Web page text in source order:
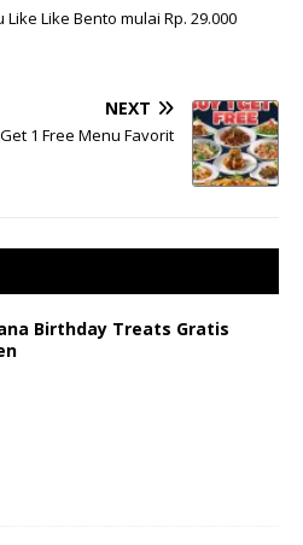
Like Bento mulai Rp. 29.000
NEXT
1 Free Menu Favorit
Birthday Treats Gratis